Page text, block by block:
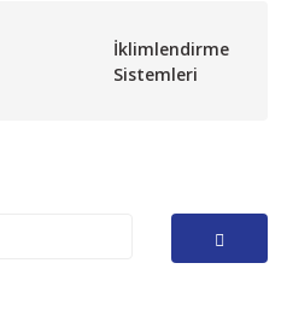
İklimlendirme
Sistemleri